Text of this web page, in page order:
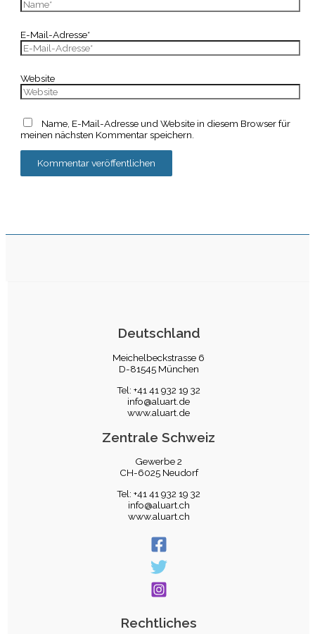
E-Mail-Adresse*
Website
Name, E-Mail-Adresse und Website in diesem Browser für
meinen nächsten Kommentar speichern.
Deutschland
Meichelbeckstrasse 6
D-81545 München
Tel: +41 41 932 19 32
info@aluart.de
www.aluart.de
Zentrale Schweiz
Gewerbe 2
CH-6025 Neudorf
Tel: +41 41 932 19 32
info@aluart.ch
www.aluart.ch
Rechtliches